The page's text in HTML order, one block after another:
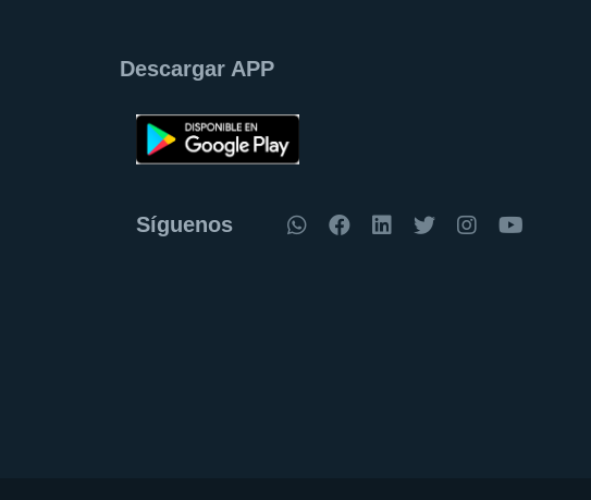
Descargar APP
Síguenos